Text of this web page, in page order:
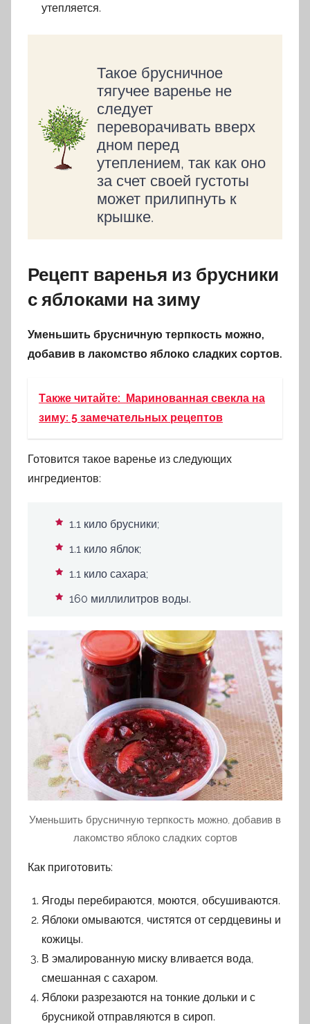
утепляется.
Такое брусничное
тягучее варенье не
следует
переворачивать вверх
дном перед
утеплением, так как оно
за счет своей густоты
может прилипнуть к
крышке.
Рецепт варенья из брусники
с яблоками на зиму
Уменьшить брусничную терпкость можно,
добавив в лакомство яблоко сладких сортов.
Также читайте:
Маринованная свекла на
зиму: 5 замечательных рецептов
Готовится такое варенье из следующих
ингредиентов:
1.1 кило брусники;
1.1 кило яблок;
1.1 кило сахара;
160 миллилитров воды.
Уменьшить брусничную терпкость можно, добавив в
лакомство яблоко сладких сортов
Как приготовить:
Ягоды перебираются, моются, обсушиваются.
Яблоки омываются, чистятся от сердцевины и
кожицы.
В эмалированную миску вливается вода,
смешанная с сахаром.
Яблоки разрезаются на тонкие дольки и с
брусникой отправляются в сироп.